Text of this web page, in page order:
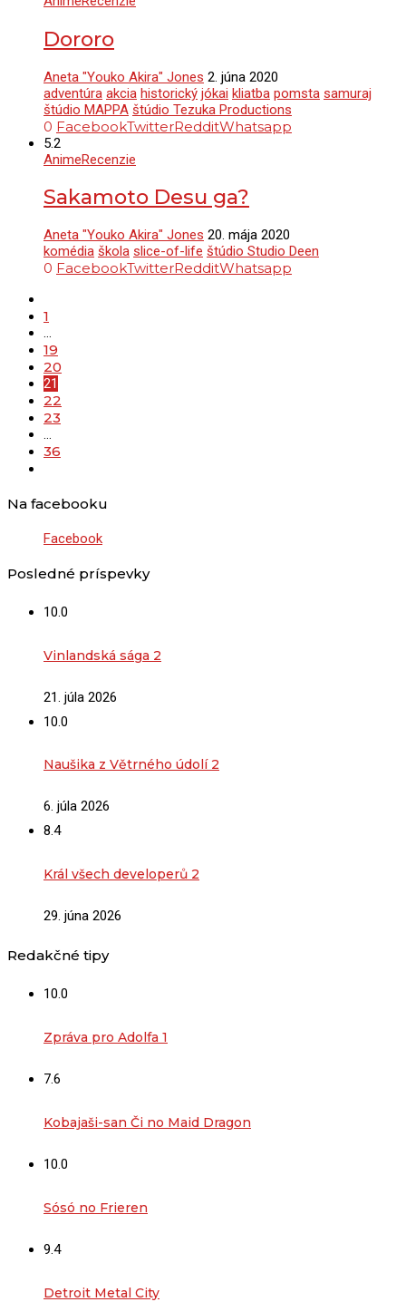
Dororo
Aneta "Youko Akira" Jones 2. júna 2020
adventúra akcia historický jókai kliatba pomsta samuraj
štúdio MAPPA štúdio Tezuka Productions
0 FacebookTwitterRedditWhatsapp
5.2
AnimeRecenzie
Sakamoto Desu ga?
Aneta "Youko Akira" Jones 20. mája 2020
komédia škola slice-of-life štúdio Studio Deen
0 FacebookTwitterRedditWhatsapp
1
…
19
20
21
22
23
…
36
Na facebooku
Facebook
Posledné príspevky
10.0
Vinlandská sága 2
21. júla 2026
10.0
Naušika z Větrného údolí 2
6. júla 2026
8.4
Král všech developerů 2
29. júna 2026
Redakčné tipy
10.0
Zpráva pro Adolfa 1
7.6
Kobajaši-san Či no Maid Dragon
10.0
Sósó no Frieren
9.4
Detroit Metal City